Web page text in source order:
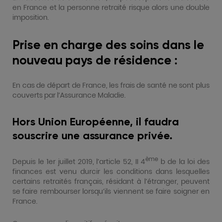
en France et la personne retraité risque alors une double
imposition.
Prise en charge des soins dans le
nouveau pays de résidence :
En cas de départ de France, les frais de santé ne sont plus
couverts par l’Assurance Maladie.
Hors Union Européenne, il faudra
souscrire une assurance privée.
Depuis le 1er juillet 2019, l’article 52, II 4èmeb de la loi des
finances est venu durcir les conditions dans lesquelles
certains retraités français, résidant à l’étranger, peuvent
se faire rembourser lorsqu’ils viennent se faire soigner en
France.